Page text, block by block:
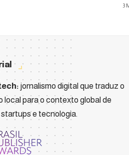
3
jornalismo digital que traduz o
local para o contexto global de
e tecnologia.